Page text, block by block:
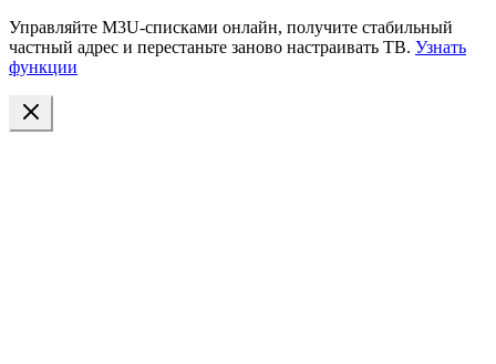
Управляйте M3U-списками онлайн, получите стабильный
частный адрес и перестаньте заново настраивать ТВ. Узнать
функции